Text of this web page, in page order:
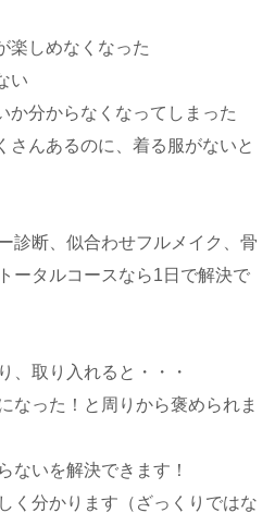
楽しめなくなった
い
か分からなくなってしまった
さんあるのに、着る服がないと
診断、似合わせフルメイク、骨
ータルコースなら1日で解決で
、取り入れると・・・
なった！と周りから褒められま
ないを解決できます！
く分かります（ざっくりではな